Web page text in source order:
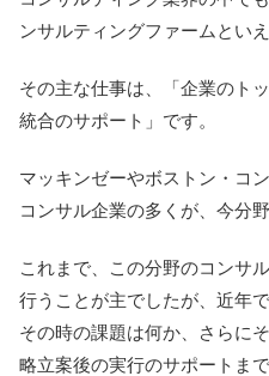
ンサルティングファームといえ
その主な仕事は、「企業のト
統合のサポート」です。
マッキンゼーやボストン・コ
コンサル企業の多くが、今分
これまで、この分野のコンサ
行うことが主でしたが、近年
その時の課題は何か、さらに
略立案後の実行のサポートま